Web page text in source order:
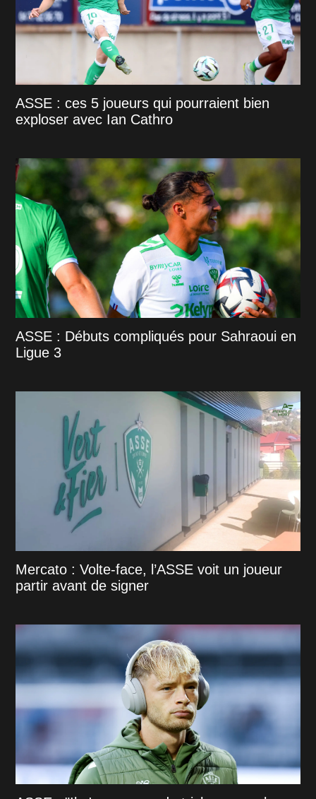
ASSE : ces 5 joueurs qui pourraient bien
exploser avec Ian Cathro
ASSE : Débuts compliqués pour Sahraoui en
Ligue 3
Mercato : Volte-face, l’ASSE voit un joueur
partir avant de signer